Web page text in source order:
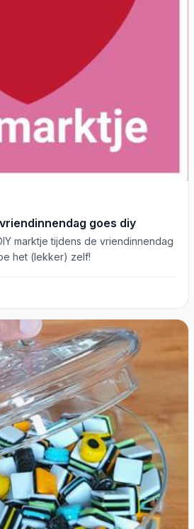
tijdens vriendinnendag goes diy
marktje tijdens de vriendinnendag
het (lekker) zelf!